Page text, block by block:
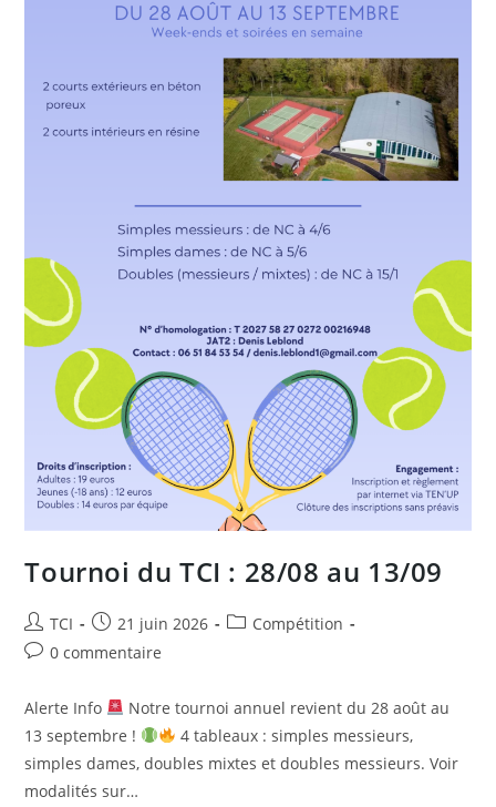
Tournoi du TCI : 28/08 au 13/09
Auteur/autrice
de
TCI
Publication
publiée :
21 juin 2026
PostCompétition
Commentaires
la
publication :
0 commentaire
Alerte Info
Notre tournoi annuel revient du 28 août au
13 septembre !
4 tableaux : simples messieurs,
simples dames, doubles mixtes et doubles messieurs. Voir
modalités sur…